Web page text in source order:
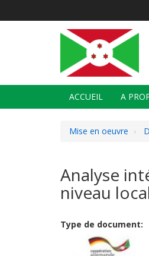
Main
navigation
ACCUEIL A
Mise en oeuvre
Analyse
niveau
Type de document